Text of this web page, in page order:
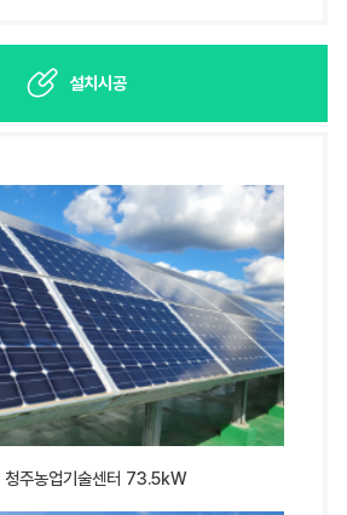
설치시공
청주농업기술센터 73.5kW